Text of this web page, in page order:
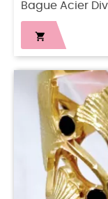
Bague Acier
